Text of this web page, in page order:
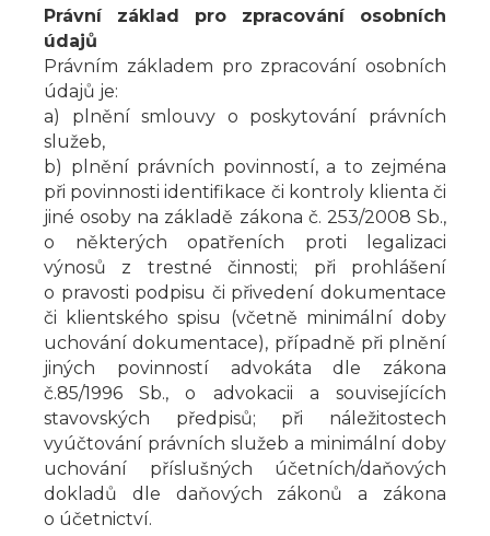
Právní základ pro zpracování osobních
údajů
Právním základem pro zpracování osobních
údajů je:
a) plnění smlouvy o poskytování právních
služeb,
b) plnění právních povinností, a to zejména
při povinnosti identifikace či kontroly klienta či
jiné osoby na základě zákona č. 253/2008 Sb.,
o některých opatřeních proti legalizaci
výnosů z trestné činnosti; při prohlášení
o pravosti podpisu či přivedení dokumentace
či klientského spisu (včetně minimální doby
uchování dokumentace), případně při plnění
jiných povinností advokáta dle zákona
č.85/1996 Sb., o advokacii a souvisejících
stavovských předpisů; při náležitostech
vyúčtování právních služeb a minimální doby
uchování příslušných účetních/daňových
dokladů dle daňových zákonů a zákona
o účetnictví.